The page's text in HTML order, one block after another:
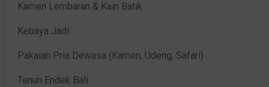
Kamen Lembaran & Kain Batik
Kebaya Jadi
Pakaian Pria Dewasa (Kamen, Udeng, Safari)
Tenun Endek Bali